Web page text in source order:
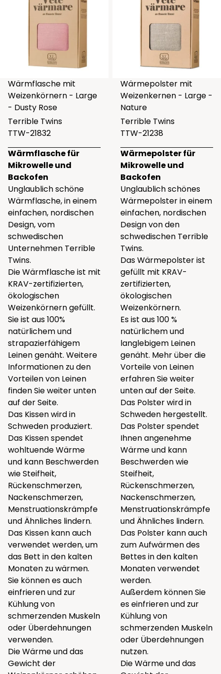
Wärmflasche mit
Weizenkörnern - Large
- Dusty Rose
Terrible Twins
TTW-21832
Wärmflasche für
Mikrowelle und
Backofen
Unglaublich schöne
Wärmflasche, in einem
einfachen, nordischen
Design, vom
schwedischen
Unternehmen Terrible
Twins.
Die Wärmflasche ist mit
KRAV-zertifizierten,
ökologischen
Weizenkörnern gefüllt.
Sie ist aus 100%
natürlichem und
strapazierfähigem
Leinen genäht. Weitere
Informationen zu den
Vorteilen von Leinen
finden Sie weiter unten
auf der Seite.
Das Kissen wird in
Schweden produziert.
Das Kissen spendet
wohltuende Wärme
und kann Beschwerden
wie Steifheit,
Rückenschmerzen,
Nackenschmerzen,
Menstruationskrämpfe
und Ähnliches lindern.
Das Kissen kann auch
verwendet werden, um
das Bett in den kalten
Monaten zu wärmen.
Sie können es auch
einfrieren und zur
Kühlung von
schmerzenden Muskeln
oder Überdehnungen
verwenden.
Die Wärme und das
Gewicht der
Wärmepolster mit
Weizenkernen - Large -
Nature
Terrible Twins
TTW-21238
Wärmepolster für
Mikrowelle und
Backofen
Unglaublich schönes
Wärmepolster in einem
einfachen, nordischen
Design von den
schwedischen Terrible
Twins.
Das Wärmepolster ist
gefüllt mit KRAV-
zertifizierten,
ökologischen
Weizenkörnern.
Es ist aus 100 %
natürlichem und
langlebigem Leinen
genäht. Mehr über die
Vorteile von Leinen
erfahren Sie weiter
unten auf der Seite.
Das Polster wird in
Schweden hergestellt.
Das Polster spendet
Ihnen angenehme
Wärme und kann
Beschwerden wie
Steifheit,
Rückenschmerzen,
Nackenschmerzen,
Menstruationskrämpfe
und Ähnliches lindern.
Das Polster kann auch
zum Aufwärmen des
Bettes in den kalten
Monaten verwendet
werden.
Außerdem können Sie
es einfrieren und zur
Kühlung von
schmerzenden Muskeln
oder Überdehnungen
nutzen.
Die Wärme und das